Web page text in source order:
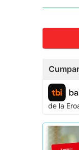
de la